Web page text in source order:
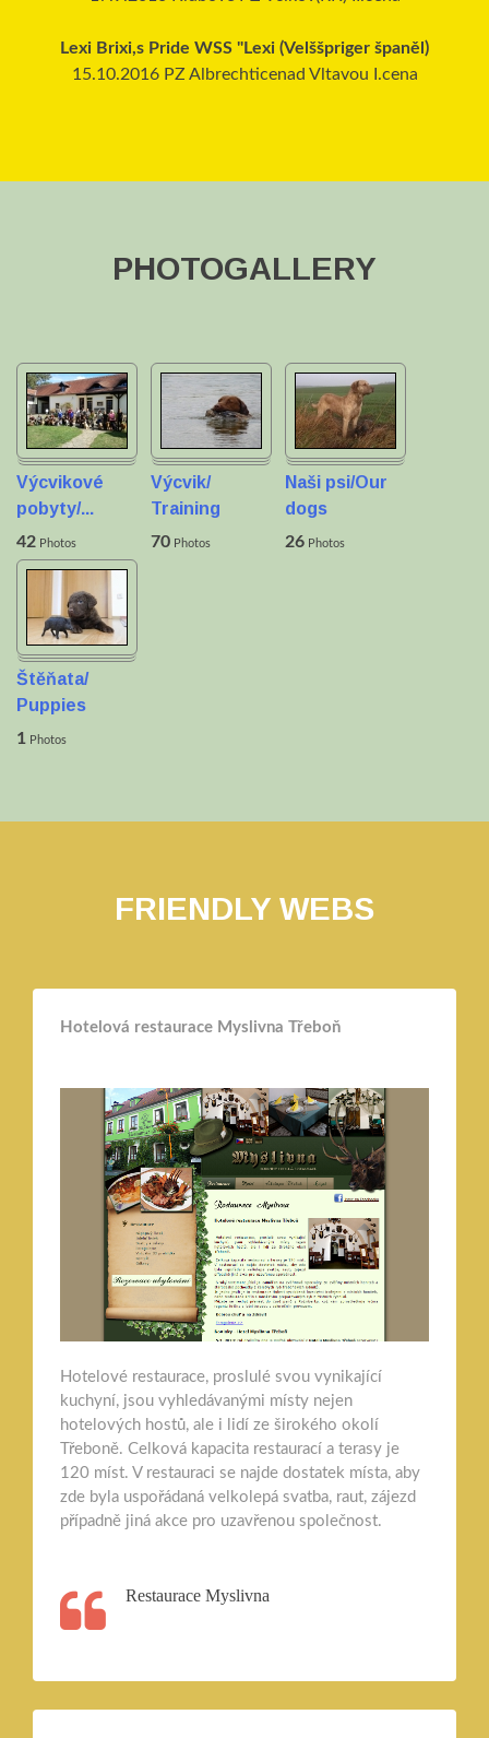
Lexi Brixi,s Pride WSS "Lexi (Velššpriger španěl)
15.10.2016 PZ Albrechticenad Vltavou I.cena
PHOTOGALLERY
Výcvikové
pobyty/...
42 Photos
Výcvik/
Training
70 Photos
Naši psi/Our
dogs
26 Photos
Štěňata/
Puppies
1 Photos
FRIENDLY WEBS
Hotelová restaurace Myslivna Třeboň
Hotelové restaurace, proslulé svou vynikající
kuchyní, jsou vyhledávanými místy nejen
hotelových hostů, ale i lidí ze širokého okolí
Třeboně. Celková kapacita restaurací a terasy je
120 míst. V restauraci se najde dostatek místa, aby
zde byla uspořádaná velkolepá svatba, raut, zájezd
případně jiná akce pro uzavřenou společnost.
Restaurace Myslivna